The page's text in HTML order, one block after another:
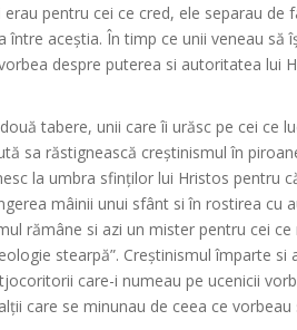
pentru cei ce cred, ele separau de
între aceștia. În timp ce unii veneau să
despre puterea si autoritatea lui
tabere, unii care îi urăsc pe cei ce
sa răstignească creștinismul în
la umbra sfinților lui Hristos pentru
mâinii unui sfânt si în rostirea cu
rămâne si azi un mister pentru cei
stearpă”. Creștinismul împarte si
care-i numeau pe ucenicii
care se minunau de ceea ce vorbeau